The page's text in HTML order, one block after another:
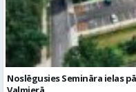
Valmierā
Reklāmraksti